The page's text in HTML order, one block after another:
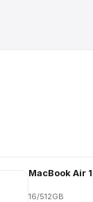
MacBook Air
16/512GB